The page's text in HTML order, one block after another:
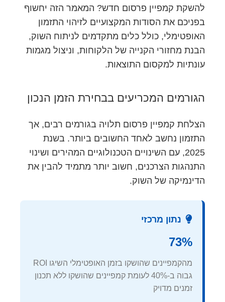
להשקת קמפיין פרסום חדש? המאמר הזה יחשוף
בפניכם את הסודות המקצועיים לזיהוי התזמון
האופטימלי, כולל כלים מתקדמים לניתוח השוק,
הבנת מחזורי הקנייה של הלקוחות, וניצול מגמות
עונתיות למקסום התוצאות.
הגורמים המכריעים בבחירת הזמן הנכון
הצלחת קמפיין פרסום תלויה בגורמים רבים, אך
התזמון נחשב לאחד החשובים ביותר. בשנת
2025, עם השינויים הטכנולוגיים המהירים ושינוי
התנהגות הצרכנים, חשוב יותר מתמיד להבין את
הדינמיקה של השוק.
נתון מרכזי
73%
מהקמפיינים שהושקו בזמן האופטימלי השיגו ROI
גבוה ב-40% לעומת קמפיינים שהושקו ללא תכנון
זמנים מדויק